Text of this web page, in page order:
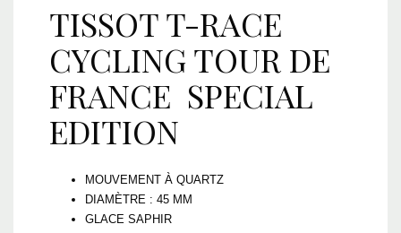
TISSOT T-RACE
CYCLING TOUR DE
FRANCE SPECIAL
EDITION
MOUVEMENT À QUARTZ
DIAMÈTRE : 45 MM
GLACE SAPHIR